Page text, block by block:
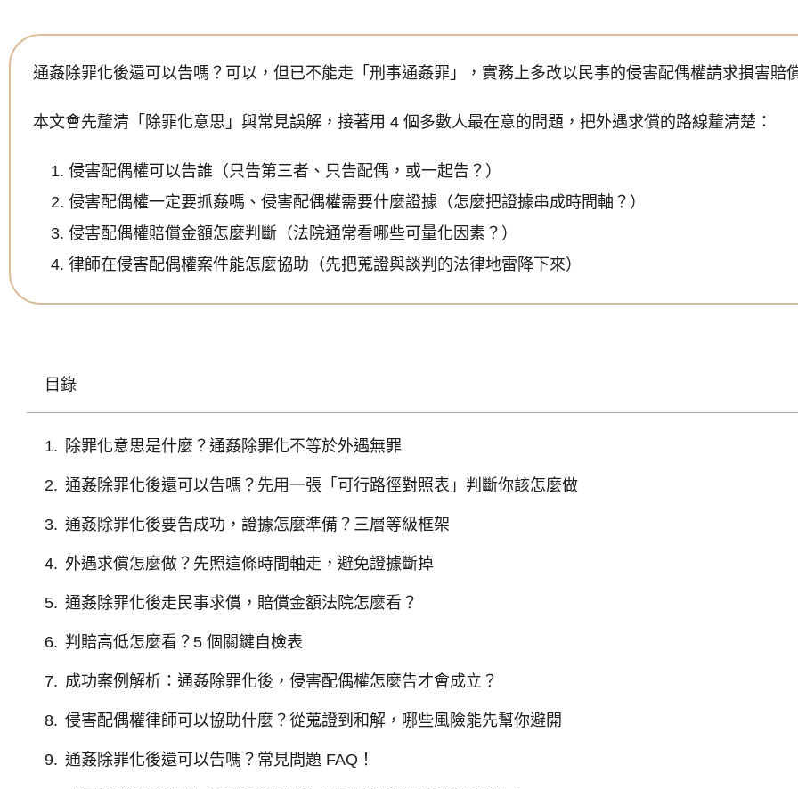
通姦除罪化後還可以告嗎？可以，但已不能走「刑事通姦罪」，實務上多改以民事的侵害配偶權請求損害賠
本文會先釐清「除罪化意思」與常見誤解，接著用 4 個多數人最在意的問題，把外遇求償的路線釐清楚：
侵害配偶權可以告誰（只告第三者、只告配偶，或一起告？）
侵害配偶權一定要抓姦嗎、侵害配偶權需要什麼證據（怎麼把證據串成時間軸？）
侵害配偶權賠償金額怎麼判斷（法院通常看哪些可量化因素？）
律師在侵害配偶權案件能怎麼協助（先把蒐證與談判的法律地雷降下來）
目錄
除罪化意思是什麼？通姦除罪化不等於外遇無罪
通姦除罪化後還可以告嗎？先用一張「可行路徑對照表」判斷你該怎麼做
通姦除罪化後要告成功，證據怎麼準備？三層等級框架
外遇求償怎麼做？先照這條時間軸走，避免證據斷掉
通姦除罪化後走民事求償，賠償金額法院怎麼看？
判賠高低怎麼看？5 個關鍵自檢表
成功案例解析：通姦除罪化後，侵害配偶權怎麼告才會成立？
侵害配偶權律師可以協助什麼？從蒐證到和解，哪些風險能先幫你避開
通姦除罪化後還可以告嗎？常見問題 FAQ！